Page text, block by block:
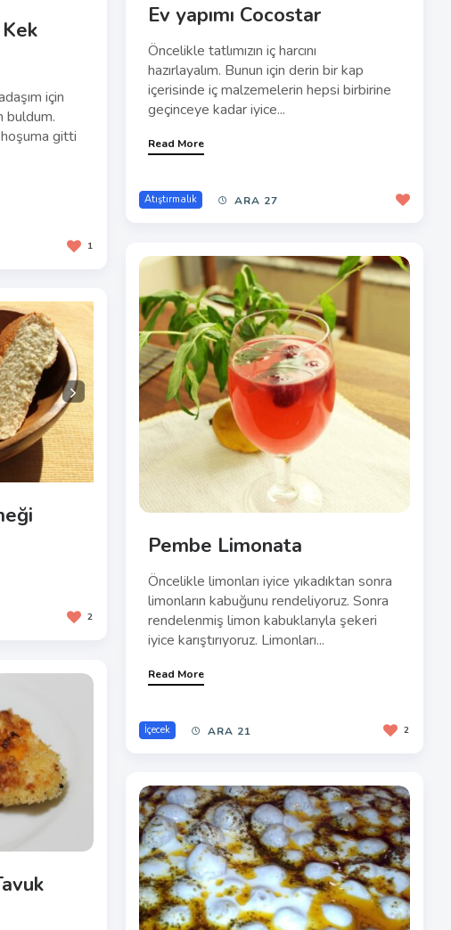
için
buldum.
hoşuma gitti
1
Ev yapımı Cocostar
Öncelikle tatlımızın iç harcını
hazırlayalım. Bunun için derin bir kap
içerisinde iç malzemelerin hepsi birbirine
geçinceye kadar iyice...
Read More
Atıştırmalık ARA 27
Pembe Limonata
Öncelikle limonları iyice yıkadıktan sonra
limonların kabuğunu rendeliyoruz. Sonra
rendelenmiş limon kabuklarıyla şekeri
iyice karıştırıyoruz. Limonları...
Read More
İçecek ARA 21 2
2